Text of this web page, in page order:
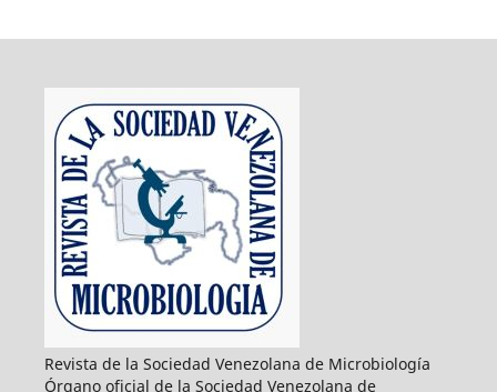
Revista de la Sociedad Venezolana de Microbiología
Órgano oficial de la Sociedad Venezolana de